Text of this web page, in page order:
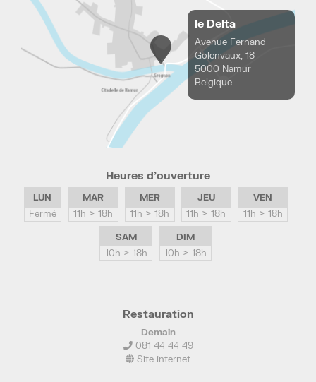
le Delta
Avenue Fernand
Golenvaux, 18
5000 Namur
Belgique
Heures d’ouverture
LUN
Fermé
MAR
11h > 18h
MER
11h > 18h
JEU
11h > 18h
VEN
11h > 18h
SAM
10h > 18h
DIM
10h > 18h
Restauration
Demain
081 44 44 49
Site internet